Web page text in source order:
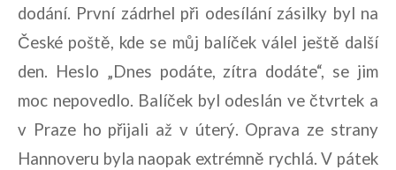
dodání. První zádrhel při odesílání zásilky byl na
České poště, kde se můj balíček válel ještě další
den. Heslo „Dnes podáte, zítra dodáte“, se jim
moc nepovedlo. Balíček byl odeslán ve čtvrtek a
v Praze ho přijali až v úterý. Oprava ze strany
Hannoveru byla naopak extrémně rychlá. V pátek